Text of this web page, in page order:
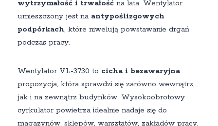
wytrzymałość i trwałośćna lata. Wentylator
umieszczony jest na antypoślizgowych
podpórkach, które niwelują powstawanie drgań
podczas pracy.
Wentylator VL-3730 to cicha i bezawaryjna
propozycja, która sprawdzi się zarówno wewnątrz,
jak i na zewnątrz budynków. Wysokoobrotowy
cyrkulator powietrza idealnie nadaje się do
magazynów, sklepów, warsztatów, zakładów pracy,